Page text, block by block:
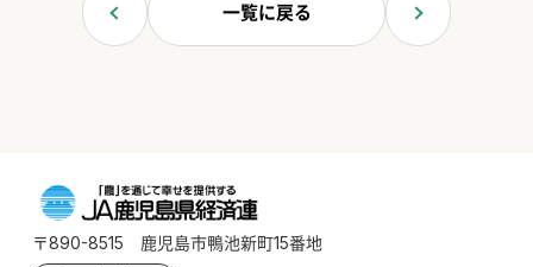
一覧に戻る
〒890-8515 鹿児島市鴨池新町15番地